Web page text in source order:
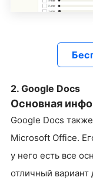
2. Google Docs
Основная
Google Docs
Microsoft Office.
у него есть все
отличный